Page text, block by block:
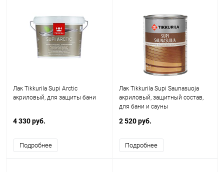
Лак Tikkurila Supi Arctic
акриловый, для защиты бани
4 330 руб.
Подробнее
Лак Tikkurila Supi Saunasuoja
акриловый, защитный состав,
для бани и сауны
2 520 руб.
Подробнее